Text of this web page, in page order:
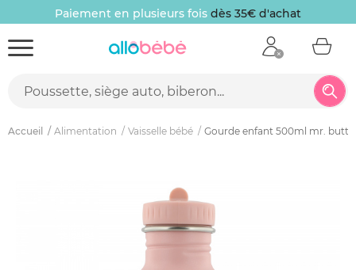
Paiement en plusieurs fois dès 35€ d'achat
Accueil Alimentation Vaisselle bébé Gourde enfant 500ml mr.